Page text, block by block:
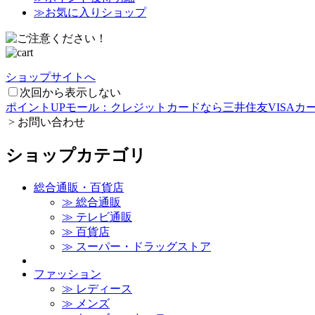
≫お気に入りショップ
ショップサイトへ
次回から表示しない
ポイントUPモール：クレジットカードなら三井住友VISAカ
> お問い合わせ
ショップカテゴリ
総合通販・百貨店
≫ 総合通販
≫ テレビ通販
≫ 百貨店
≫ スーパー・ドラッグストア
ファッション
≫ レディース
≫ メンズ